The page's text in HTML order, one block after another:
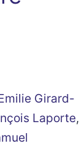
Girard-
Laporte,